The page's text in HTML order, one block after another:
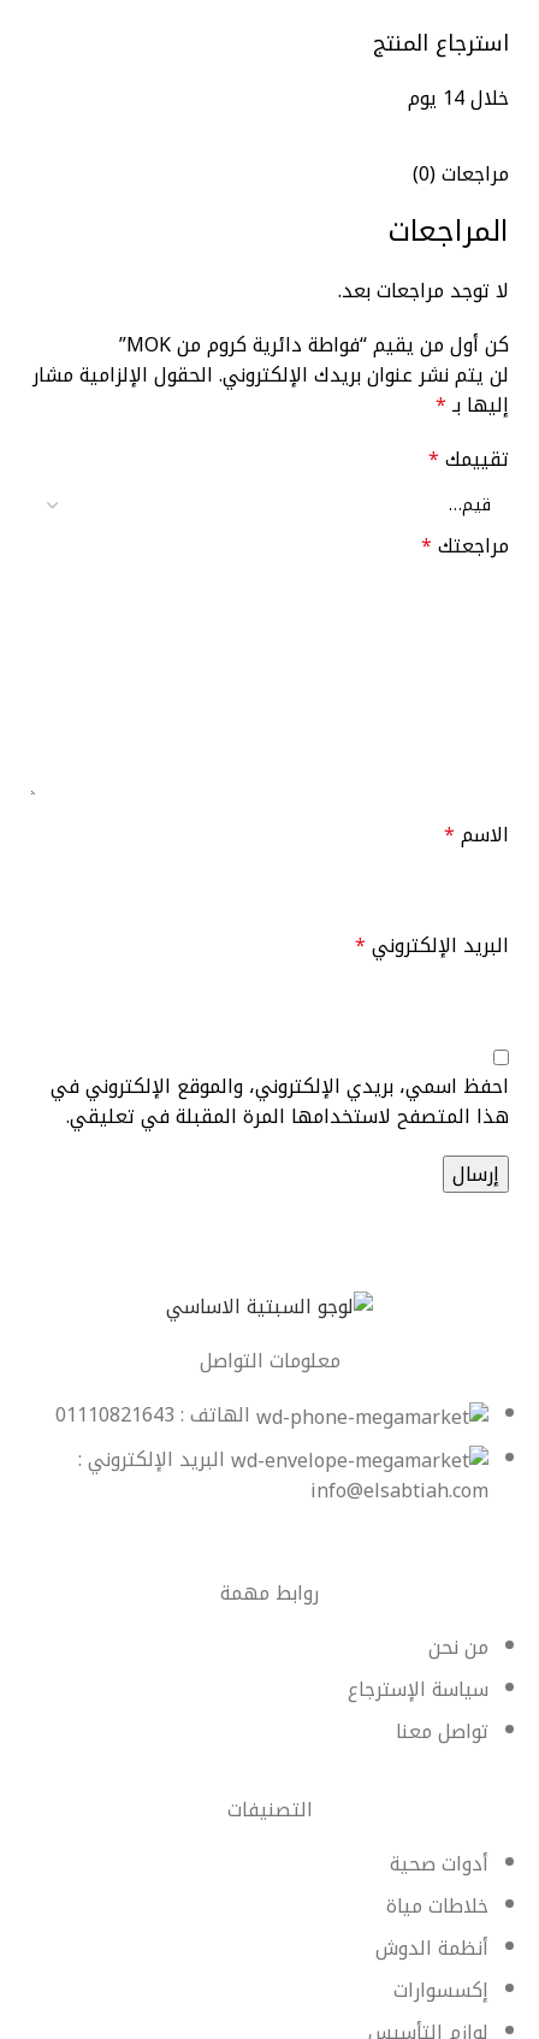
استرجاع المنتج
خلال 14 يوم
مراجعات (0)
المراجعات
لا توجد مراجعات بعد.
كن أول من يقيم “فواطة دائرية كروم من MOK”
لن يتم نشر عنوان بريدك الإلكتروني.الحقول الإلزامية مشار
إليها بـ*
تقييمك*
مراجعتك*
الاسم*
البريد الإلكتروني*
احفظ اسمي، بريدي الإلكتروني، والموقع الإلكتروني في
هذا المتصفح لاستخدامها المرة المقبلة في تعليقي.
معلومات التواصل
الهاتف : 01110821643
البريد الإلكتروني :
info@elsabtiah.com
روابط مهمة
من نحن
سياسة الإسترجاع
تواصل معنا
التصنيفات
أدوات صحية
خلاطات مياة
أنظمة الدوش
إكسسوارات